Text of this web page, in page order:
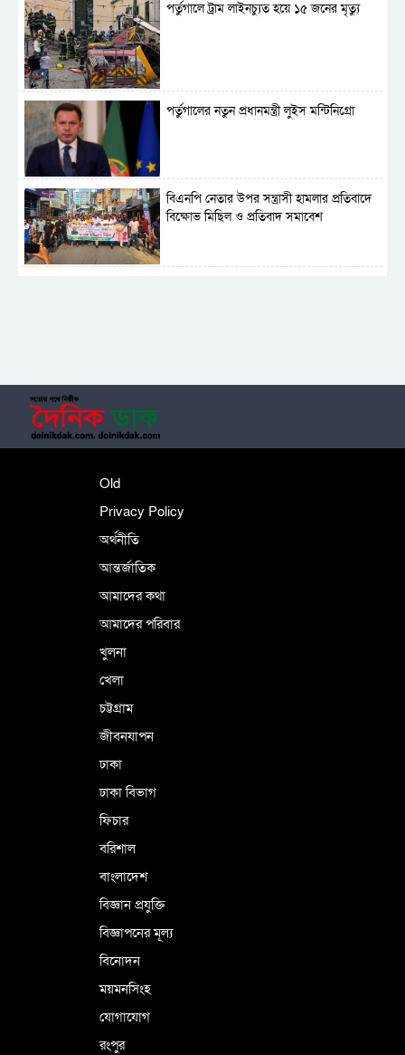
পর্তুগালে ট্রাম লাইনচ্যুত হয়ে ১৫ জনের মৃত্যু
পর্তুগালের নতুন প্রধানমন্ত্রী লুইস মন্টিনিগ্রো
বিএনপি নেতার উপর সন্ত্রাসী হামলার প্রতিবাদে
বিক্ষোভ মিছিল ও প্রতিবাদ সমাবেশ
Old
Privacy Policy
অর্থনীতি
আন্তর্জাতিক
আমাদের কথা
আমাদের পরিবার
খুলনা
খেলা
চট্টগ্রাম
জীবনযাপন
ঢাকা
ঢাকা বিভাগ
ফিচার
বরিশাল
বাংলাদেশ
বিজ্ঞান প্রযুক্তি
বিজ্ঞাপনের মূল্য
বিনোদন
ময়মনসিংহ
যোগাযোগ
রংপুর